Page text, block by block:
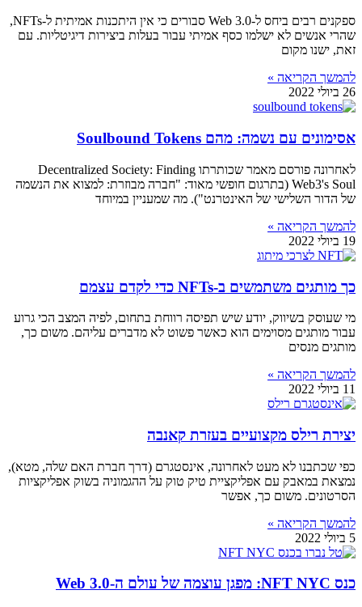
ספקנים רבים ביחס ל-Web 3.0 סבורים כי אין היתכנות אמיתית ל-NFTs,
שהרי אנשים לא ישלמו כסף אמיתי עבור בעלות ביצירות דיגיטליות. עם
זאת, ישנו מקום
להמשך הקריאה »
26 ביולי 2022
אסימונים עם נשמה: מהם Soulbound Tokens
לאחרונה פורסם מאמר שכותרתו Decentralized Society: Finding
Web3's Soul (בתרגום חופשי מאוד: "חברה מבוזרת: למצוא את הנשמה
של הדור השלישי של האינטרנט"). מה שמעניין במיוחד
להמשך הקריאה »
19 ביולי 2022
כך מותגים משתמשים ב-NFTs כדי לקדם עצמם
מי שעוסק בשיווק, יודע שיש תפיסה רווחת בתחום, לפיה המצב הכי גרוע
עבור מותגים מסוימים הוא כאשר פשוט לא מדברים עליהם. משום כך,
מותגים מנסים
להמשך הקריאה »
11 ביולי 2022
יצירת רילס מקצועיים בעזרת קאנבה
כפי שכתבנו לא מעט לאחרונה, אינסטגרם (דרך חברת האם שלה, מטא),
נמצאת במאבק עם אפליקציית טיק טוק על ההגמוניה בשוק אפליקציות
הסרטונים. משום כך, אפשר
להמשך הקריאה »
5 ביולי 2022
כנס NFT NYC: מפגן עוצמה של עולם ה-Web 3.0